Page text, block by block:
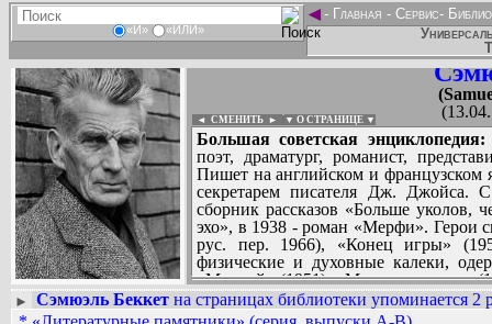
«И» «ИЛИ»
◄- Главная - Сервис-
◄ СМЕНИТЬ ► ▼ О СТРАНИЦЕ ▼
Большая советская энциклопедия:
поэт, драматург, романист,
Пишет на английском и
секретарем писателя Дж.
сборник рассказов «Больше уколов,
эхо», в 1938 - роман «Мерфи». Герои
рус. пер. 1966), «Конец игры»
физические и духовные калеки,
«Моллой» (1951), «Мэлон умирает»
бессвязный. Автор эссе о М.
(1969).
► Сэмюэль Беккет на страницах библиотеки упоминается 2